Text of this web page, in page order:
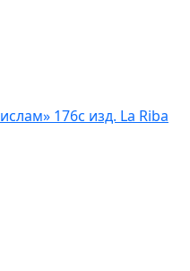
176с изд. La Riba